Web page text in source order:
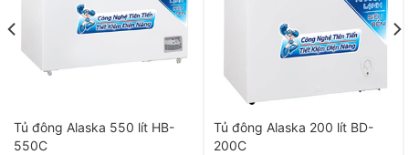
Tủ đông Alaska 550 lít HB-
550C
Tủ đông Alaska 200 lít BD-
200C